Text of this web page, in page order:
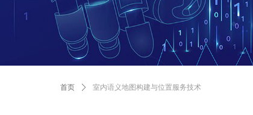
首页 ꄲ 室内语义地图构建与位置服务技术